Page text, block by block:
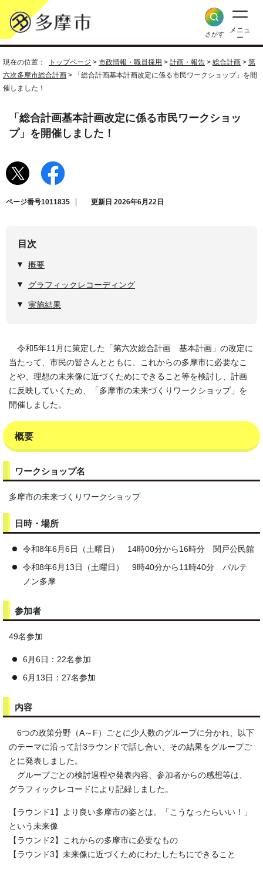
さがす
メニュ
ー
現在の位置： トップページ > 市政情報・職員採用 > 計画・報告 > 総合計画 > 第
六次多摩市総合計画 > 「総合計画基本計画改定に係る市民ワークショップ」を開
催しました！
「総合計画基本計画改定に係る市民ワークショッ
プ」を開催しました！
ページ番号1011835 更新日 2026年6月22日
目次
概要
グラフィックレコーディング
実施結果
令和5年11月に策定した「第六次総合計画 基本計画」の改定に
当たって、市民の皆さんとともに、これからの多摩市に必要なこ
とや、理想の未来像に近づくためにできること等を検討し、計画
に反映していくため、「多摩市の未来づくりワークショップ」を
開催しました。
概要
ワークショップ名
多摩市の未来づくりワークショップ
日時・場所
令和8年6月6日（土曜日） 14時00分から16時分 関戸公民館
令和8年6月13日（土曜日） 9時40分から11時40分 パルテ
ノン多摩
参加者
49名参加
6月6日：22名参加
6月13日：27名参加
内容
6つの政策分野（A～F）ごとに少人数のグループに分かれ、以下
のテーマに沿って 計3ラウンドで話し合い、その結果をグループご
とに発表しました。
グループごとの検討過程や発表内容、参加者からの感想等は、
グラフィックレコードにより記録しました。
【ラウンド1】より良い多摩市の姿とは。「こうなったらいい！」
という未来像
【ラウンド2】これからの多摩市に必要なもの
【ラウンド3】未来像に近づくためにわたしたちにできること